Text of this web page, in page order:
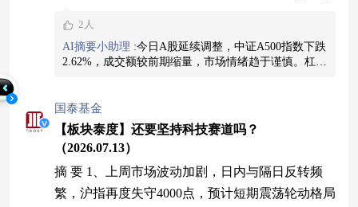
2人
AI摘要小助理 :今日A股延续调整，中证A500指数下跌
2.62%，成交额较前期缩量，市场情绪趋于谨慎。杠杆
杠杆压力犹存。但中期基本面趋势依然稳健，科技与
制造行业景气度延续，市场风格或转向分散化布局，
宽基指数配置机会逐步显现。本内容由小助理生成，
点击头像查看更多精彩内容
国泰基金
【板块泰度】还要坚持科技赛道吗？
（2026.07.13）
摘 要 1、上周市场波动加剧，日内与隔日反转频
繁，沪指再度失守4000点，预计短期震荡轮动格局